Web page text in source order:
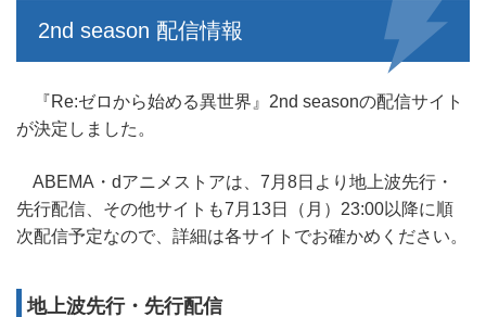
2nd season 配信情報
『Re:ゼロから始める異世界』2nd seasonの配信サイト
が決定しました。
ABEMA・dアニメストアは、7月8日より地上波先行・
先行配信、その他サイトも7月13日（月）23:00以降に順
次配信予定なので、詳細は各サイトでお確かめください。
地上波先行・先行配信